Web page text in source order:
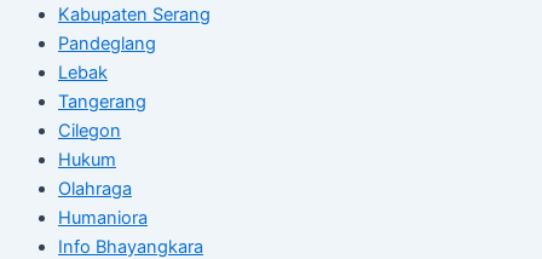
Kabupaten Serang
Pandeglang
Lebak
Tangerang
Cilegon
Hukum
Olahraga
Humaniora
Info Bhayangkara